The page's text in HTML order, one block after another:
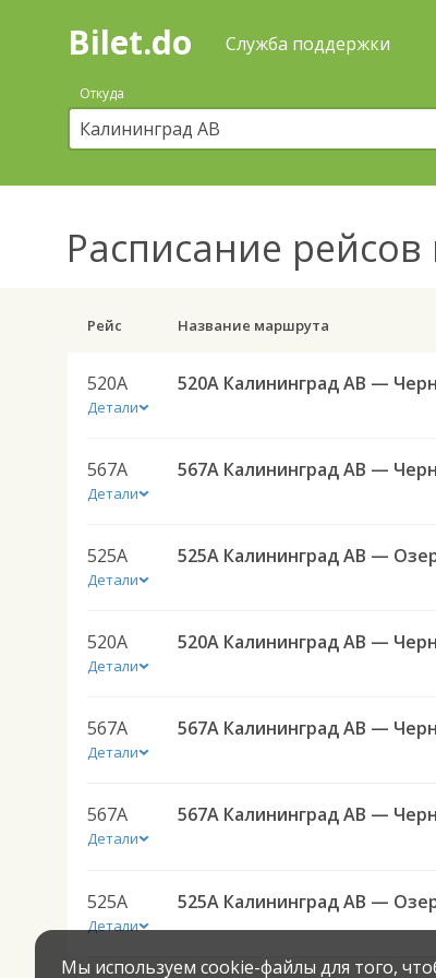
Поиск
покупка
билетов
автобус
онлайн
Bilet.do Служба поддержки
Откуда
Расписание рейсов
Рейс Название маршрута
520А
Детали
567А
Детали
525А
Детали
520А
Детали
567А
Детали
567А
Детали
525А
Детали
Мы используем cookie-файлы для того,